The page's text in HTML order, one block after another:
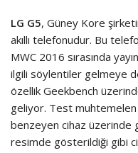
LG G5, Güney Kore
akıllı telefonudur. Bu
MWC 2016 sırasında
ilgili söylentiler gelmeye
özellik Geekbench
geliyor. Test muhtemelen
benzeyen cihaz üzerinde
resimde gösterildiği gibi